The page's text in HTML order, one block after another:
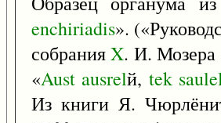
enchiriadis».
собранияX. И. Мозера
«Aust ausrelй, tek
Из книги Я.